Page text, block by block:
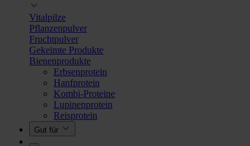
Vitalpilze
Pflanzenpulver
Fruchtpulver
Gekeimte Produkte
Bienenprodukte
Erbsenprotein
Hanfprotein
Kombi-Proteine
Lupinenprotein
Reisprotein
Gut für